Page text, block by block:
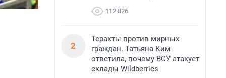
112 826
2
Теракты против мирных
граждан. Татьяна Ким
ответила, почему ВСУ атакует
склады Wildberries